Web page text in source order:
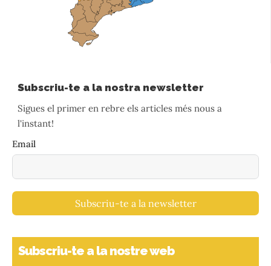
Subscriu-te a la nostra newsletter
Sigues el primer en rebre els articles més nous a
l'instant!
Email
Subscriu-te a la newsletter
Subscriu-te a la nostre web